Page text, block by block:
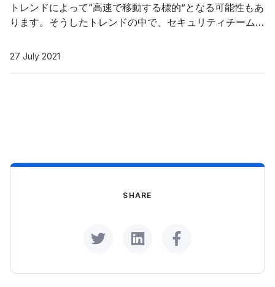
トレンドによって“高速で移動する標的”となる可能性もあ
ります。そうしたトレンドの中で、セキュリティチームは
集する義務に追われる一方です。Elasticのソリューション
27 July 2021
SHARE
Share on TwitterShare on LinkedInShare on Facebook